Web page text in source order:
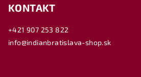
KONTAKT
+421 907 253 822
info@indianbratislava-shop.sk